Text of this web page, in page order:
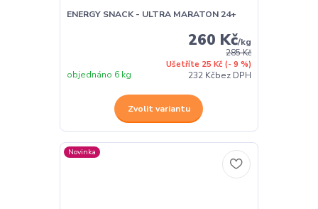
ENERGY SNACK - ULTRA MARATON 24+
285 Kč
Ušetříte 25 Kč (- 9 %)
260 Kč/kg
232 Kčbez DPH
objednáno 6 kg
Zvolit variantu
Novinka